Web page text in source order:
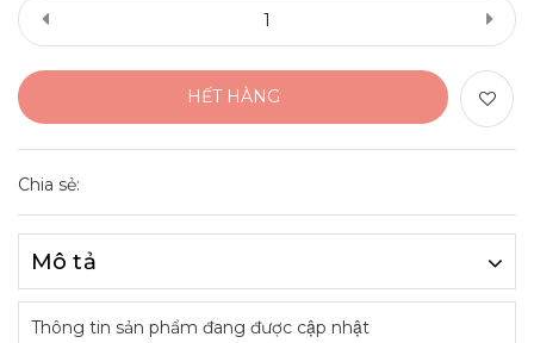
HẾT HÀNG
Chia sẻ:
Mô tả
Thông tin sản phẩm đang được cập nhật